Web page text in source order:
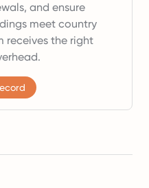
and ensure
meet country
receives the right